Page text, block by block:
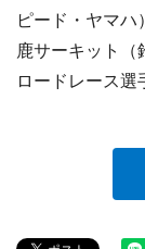
ピード・ヤマ
鹿サーキット
ロードレース選